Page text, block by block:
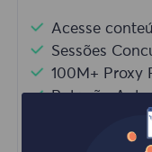
Acesse
Sessões
100M+ Proxy
Rotação
HTTP(S)/